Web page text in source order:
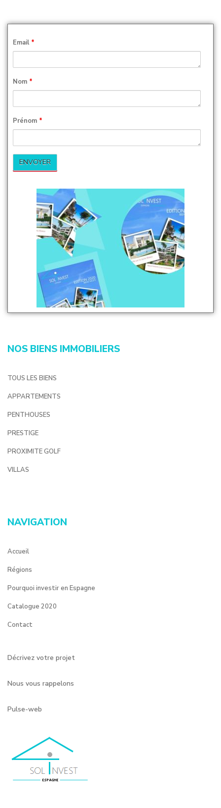
Email *
Nom *
Prénom *
NOS BIENS IMMOBILIERS
TOUS LES BIENS
APPARTEMENTS
PENTHOUSES
PRESTIGE
PROXIMITE GOLF
VILLAS
NAVIGATION
Accueil
Régions
Pourquoi investir en Espagne
Catalogue 2020
Contact
Décrivez votre projet
Nous vous rappelons
Pulse-web